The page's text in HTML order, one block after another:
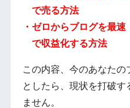
で売る方法
・ゼロからブログを最速
で収益化する方法
この内容、今のあなたの
としたら、現状を打破
ません。